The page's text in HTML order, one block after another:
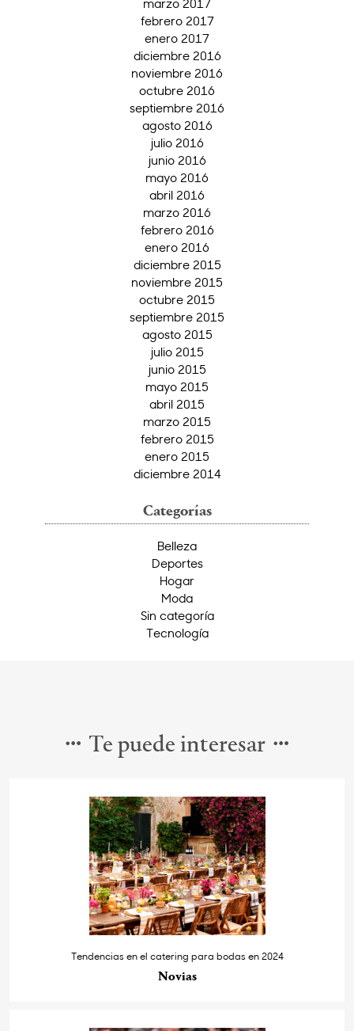
marzo 2017
febrero 2017
enero 2017
diciembre 2016
noviembre 2016
octubre 2016
septiembre 2016
agosto 2016
julio 2016
junio 2016
mayo 2016
abril 2016
marzo 2016
febrero 2016
enero 2016
diciembre 2015
noviembre 2015
octubre 2015
septiembre 2015
agosto 2015
julio 2015
junio 2015
mayo 2015
abril 2015
marzo 2015
febrero 2015
enero 2015
diciembre 2014
Categorías
Belleza
Deportes
Hogar
Moda
Sin categoría
Tecnología
Te puede interesar
Tendencias en el catering para bodas en 2024
Novias